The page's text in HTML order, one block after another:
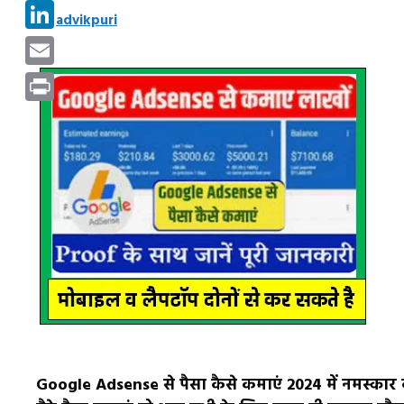
by advikpuri
Google Adsense से पैसा कैसे कमाएं 2024 में नमस्कार
Pinterest
LinkedIn
Email
Print